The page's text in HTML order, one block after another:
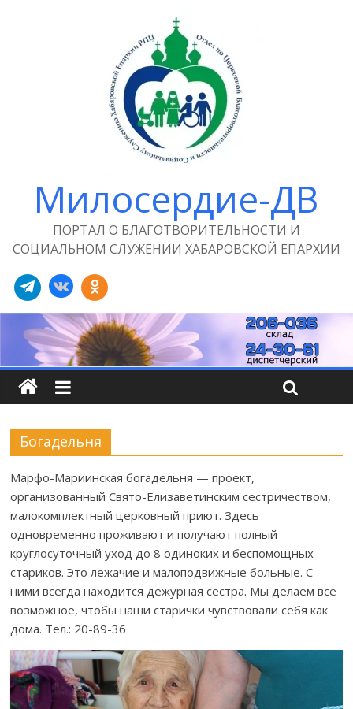
Милосердие-ДВ
ПОРТАЛ О БЛАГОТВОРИТЕЛЬНОСТИ И
СОЦИАЛЬНОМ СЛУЖЕНИИ ХАБАРОВСКОЙ ЕПАРХИИ
Богадельня
Марфо-Мариинская богадельня — проект,
организованный Свято-Елизаветинским сестричеством,
малокомплектный церковный приют. Здесь
одновременно проживают и получают полный
круглосуточный уход до 8 одиноких и беспомощных
стариков. Это лежачие и малоподвижные больные. С
ними всегда находится дежурная сестра. Мы делаем все
возможное, чтобы наши старички чувствовали себя как
дома. Тел.: 20-89-36